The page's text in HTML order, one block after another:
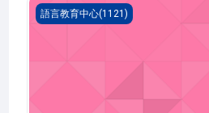
英文 一(1121_G5LC000035AF)
語言教育中心(1121)